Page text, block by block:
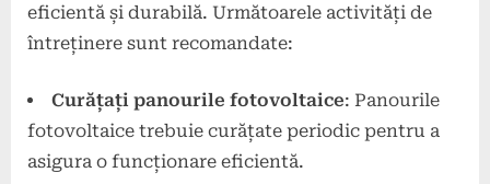
eficientă și durabilă. Următoarele activități de
întreținere sunt recomandate:
Curățați panourile fotovoltaice: Panourile
fotovoltaice trebuie curățate periodic pentru a
asigura o funcționare eficientă.